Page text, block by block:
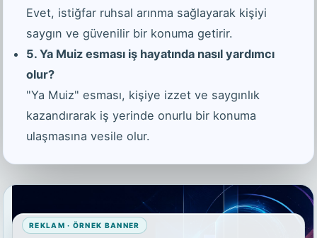
Evet, istiğfar ruhsal arınma sağlayarak kişiyi
saygın ve güvenilir bir konuma getirir.
5. Ya Muiz esması iş hayatında nasıl yardımcı
olur?
"Ya Muiz" esması, kişiye izzet ve saygınlık
kazandırarak iş yerinde onurlu bir konuma
ulaşmasına vesile olur.
REKLAM · ÖRNEK BANNER